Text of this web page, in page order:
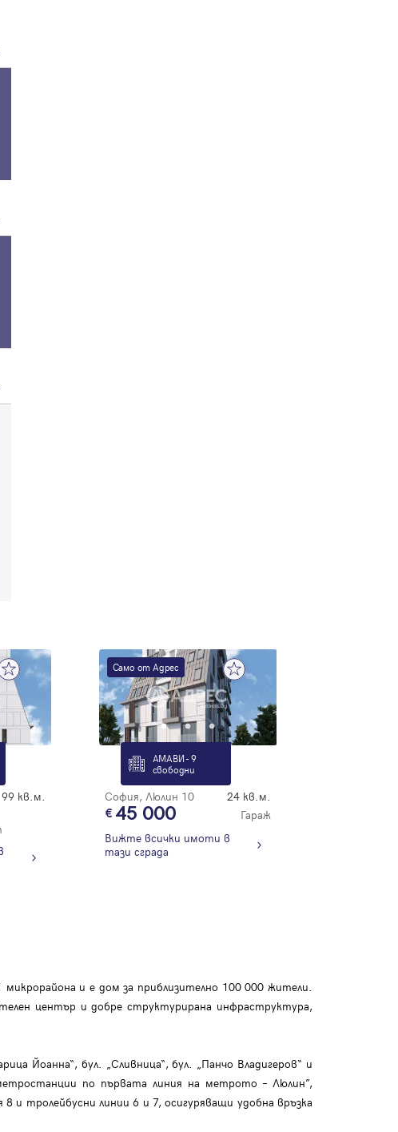
99 кв.м.
Само от Адрес
АМАВИ - 9
свободни
София, Люлин 10 24 кв.м.
45 000
Гараж
Вижте всички имоти в
тази сграда
и е дом за приблизително 100 000 жители.
център и добре структурирана инфраструктура,
Йоанна“, бул. „Сливница“, бул. „Панчо Владигеров“ и
по първата линия на метрото – Люлин”,
и тролейбусни линии 6 и 7, осигуряващи удобна връзка